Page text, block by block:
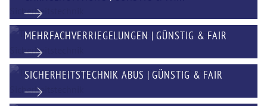
MEHRFACHVERRIEGELUNGEN | GÜNSTIG & FAIR
SICHERHEITSTECHNIK ABUS | GÜNSTIG & FAIR